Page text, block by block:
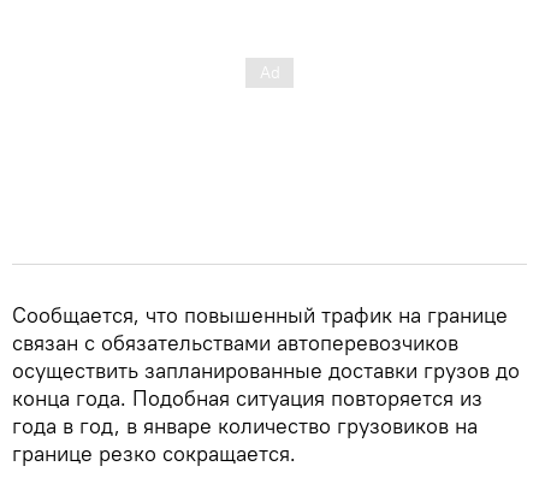
Сообщается, что повышенный трафик на границе
связан с обязательствами автоперевозчиков
осуществить запланированные доставки грузов до
конца года. Подобная ситуация повторяется из
года в год, в январе количество грузовиков на
границе резко сокращается.